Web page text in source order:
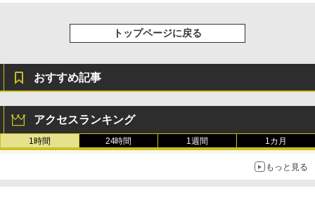
トップページに戻る
おすすめ記事
アクセスランキング
1時間 24時間 1週間 1カ月
もっと見る